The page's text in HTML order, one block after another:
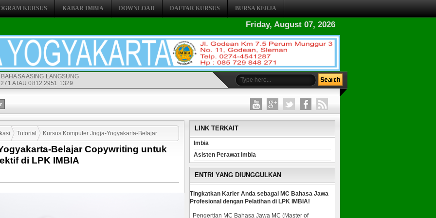
KURSUS KABAR IMBIA DOWNLOAD DAFTAR KURSUS BURSA KERJA
Friday, August 07, 2026
ASING LANGSUNG
ATAU 0812 2951 1329
Tutorial Kursus Komputer Jogja-Yogyakarta-Belajar
Efektif di LPK IMBIABelajar Copywriting untuk
di LPK IMBIA
LINK TERKAIT
Imbia
Asisten Perawat Imbia
ENTRI YANG DIUNGGULKAN
Tingkatkan Karier Anda sebagai MC Bahasa Jawa
Profesional dengan Pelatihan di LPK IMBIA!
Pengertian MC Bahasa Jawa MC (Master of